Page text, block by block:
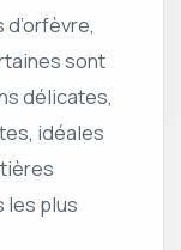
sont
délicates,
idéales
les plus